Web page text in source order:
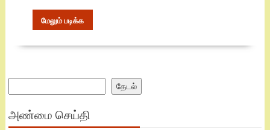
மேலும் படிக்க
தேடல்
அண்மை செய்தி